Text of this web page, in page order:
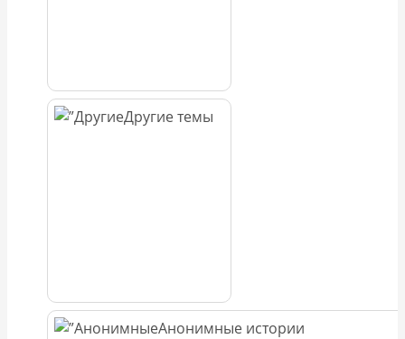
Другие темы
Анонимные истории